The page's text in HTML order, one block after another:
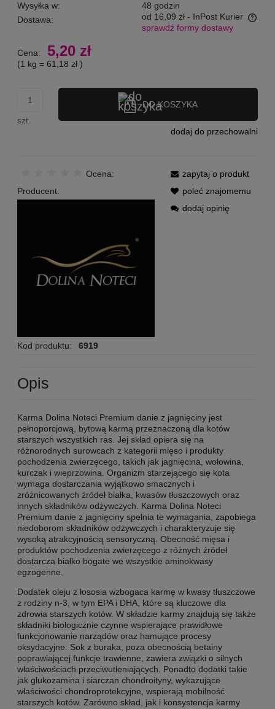
Wysyłka w:
48 godzin
Dostawa:
od 16,09 zł - InPost Kurier
Cena nie zawiera ewentualnych kosztów płatności
sprawdź formy dostawy
Cena: 5,20 zł
(1 kg = 61,18 zł )
szt.
DO KOSZYKA
dodaj do przechowalni
Ocena:
Producent:
Kod produktu: 6919
zapytaj o produkt
poleć znajomemu
dodaj opinię
Opis
Karma Dolina Noteci Premium danie z jagnięciny jest
pełnoporcjową, bytową karmą przeznaczoną dla kotów
starszych wszystkich ras. Jej skład opiera się na
różnorodnych surowcach z kategorii mięso i produkty
pochodzenia zwierzęcego, takich jak jagnięcina, wołowina,
kurczak i wieprzowina. Organizm starzejącego się kota
wymaga dostarczania wyjątkowo smacznych i
zróżnicowanych źródeł białka, kwasów tłuszczowych oraz
innych składników odżywczych. Karma Dolina Noteci
Premium danie z jagnięciny spełnia te wymagania, zapobiega
niedoborom składników odżywczych i charakteryzuje się
wysoką atrakcyjnością sensoryczną. Obecność mięsa i
produktów pochodzenia zwierzęcego z różnych źródeł
dostarcza białko bogate we wszystkie aminokwasy
egzogenne.
Dodatek oleju z łososia wzbogaca karmę w kwasy tłuszczowe
z rodziny n-3, w tym EPA i DHA, które są kluczowe dla
zdrowia starszych kotów. W składzie karmy znajdują się także
składniki biologicznie czynne wspierające prawidłowe
funkcjonowanie narządów oraz hamujące procesy
oksydacyjne. Sok z buraka, poza obecnością betainy
poprawiającej funkcje trawienne, zawiera związki o silnych
właściwościach przeciwutleniających. Ponadto dodatki takie
jak glukozamina i siarczan chondroityny, wykazujące
właściwości chondroprotekcyjne, wspierają mobilność
starszych kotów. Zarówno skład, jak i konsystencja karmy